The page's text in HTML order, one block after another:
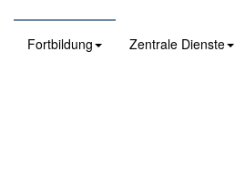
Fortbildung Zentrale Dienste